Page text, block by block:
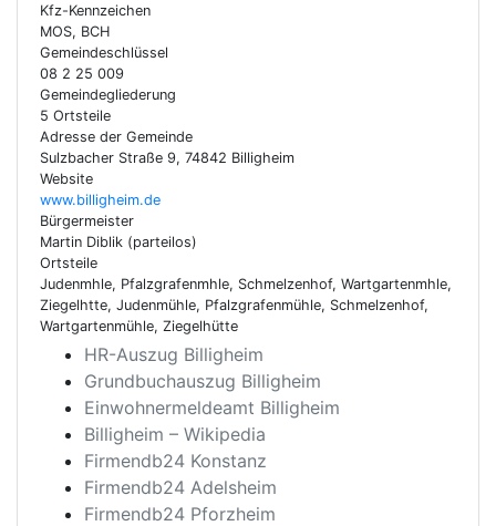
Kfz-Kennzeichen
MOS, BCH
Gemeindeschlüssel
08 2 25 009
Gemeindegliederung
5 Ortsteile
Adresse der Gemeinde
Sulzbacher Straße 9, 74842 Billigheim
Website
www.billigheim.de
Bürgermeister
Martin Diblik (parteilos)
Ortsteile
Judenmhle, Pfalzgrafenmhle, Schmelzenhof, Wartgartenmhle,
Ziegelhtte, Judenmühle, Pfalzgrafenmühle, Schmelzenhof,
Wartgartenmühle, Ziegelhütte
HR-Auszug Billigheim
Grundbuchauszug Billigheim
Einwohnermeldeamt Billigheim
Billigheim – Wikipedia
Firmendb24 Konstanz
Firmendb24 Adelsheim
Firmendb24 Pforzheim